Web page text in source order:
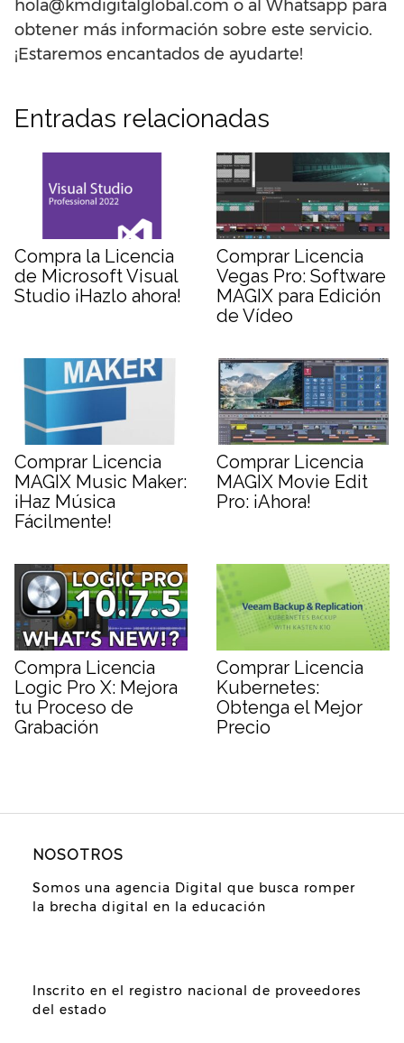
hola@kmdigitalglobal.com o al Whatsapp para
obtener más información sobre este servicio.
¡Estaremos encantados de ayudarte!
Entradas relacionadas
Compra la Licencia
de Microsoft Visual
Studio ¡Hazlo ahora!
Comprar Licencia
Vegas Pro: Software
MAGIX para Edición
de Vídeo
Comprar Licencia
MAGIX Music Maker:
¡Haz Música
Fácilmente!
Comprar Licencia
MAGIX Movie Edit
Pro: ¡Ahora!
Compra Licencia
Logic Pro X: Mejora
tu Proceso de
Grabación
Comprar Licencia
Kubernetes:
Obtenga el Mejor
Precio
NOSOTROS
Somos una agencia Digital que busca romper
la brecha digital en la educación
Inscrito en el registro nacional de proveedores
del estado